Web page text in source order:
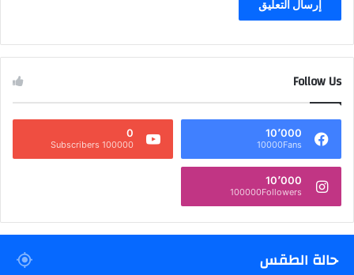
Follow Us
10٬000
10000Fans
0
100000 Subscribers
10٬000
100000Followers
حالة الطقس